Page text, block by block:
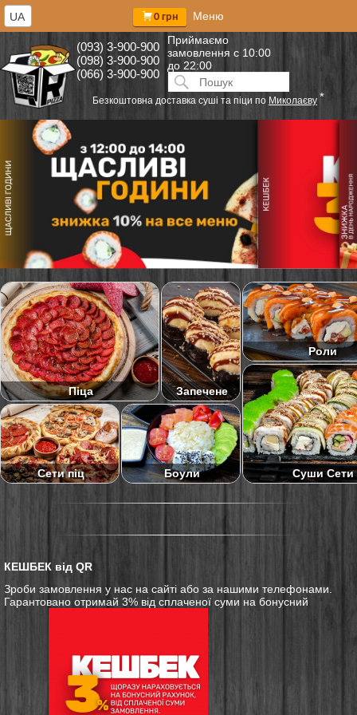
(093) 3-900-900
(098) 3-900-900
(066) 3-900-900
Приймаємо
замовлення с 10:00
до 22:00
Искать:ПОИСК
0 грн Меню
Безкоштовна доставка суші та піци по Миколаєву *
UA
Піца Запечене
Роли
Сети піц Боули Суши Сети
КЕШБЕК від QR
Зроби замовлення у нас на сайті або за нашими телефонами.
Гарантовано отримай 3% від сплаченої суми на бонусний